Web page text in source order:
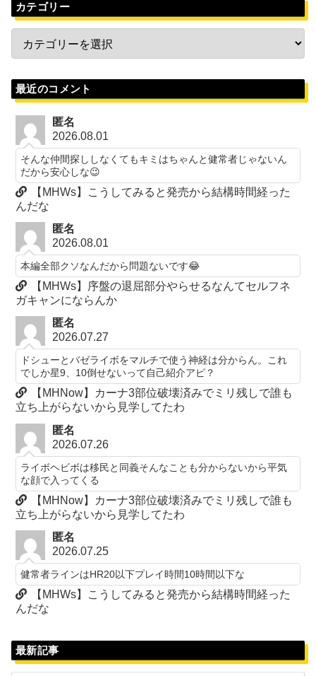
カテゴリー
最近のコメント
匿名
2026.08.01
そんな仲間探ししなくてもキミはちゃんと健常者じゃないん
だから安心しな😉
【MHWs】こうしてみると発売から結構時間経った
んだな
匿名
2026.08.01
本編全部クソなんだから問題ないです😂
【MHWs】序盤の退屈部分やらせるなんてセルフネ
ガキャンにならんか
匿名
2026.07.27
ドシューとバゼライボをマルチで使う神経は分からん。これ
でしか星9、10倒せないって自己紹介アピ？
【MHNow】カーナ3部位破壊済みでミリ残しで誰も
立ち上がらないから見学してたわ
匿名
2026.07.26
ライボヘビボは移民と同義そんなことも分からないから平気
な顔で入ってくる
【MHNow】カーナ3部位破壊済みでミリ残しで誰も
立ち上がらないから見学してたわ
匿名
2026.07.25
健常者ラインはHR20以下プレイ時間10時間以下な
【MHWs】こうしてみると発売から結構時間経った
んだな
最新記事